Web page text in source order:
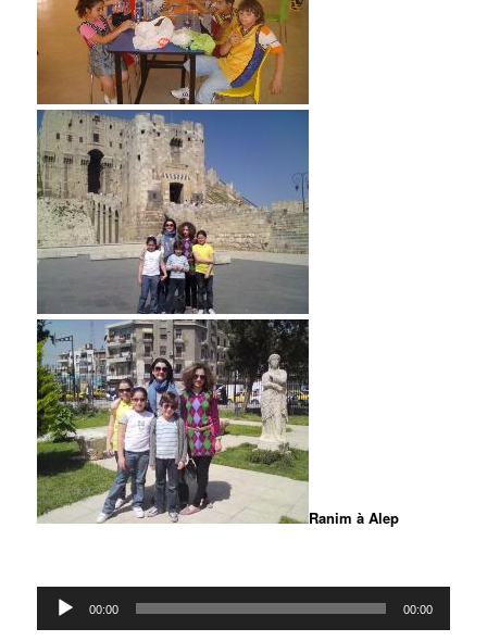
Ranim à Alep
Lecteur
audio
00:00 00:00